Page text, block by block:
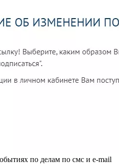
по делам по смс и e-mail